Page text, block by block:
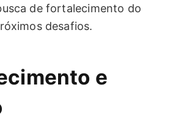
de fortalecimento do
desafios.
e